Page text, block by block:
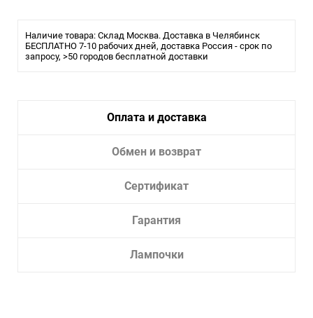
Наличие товара: Склад Москва. Доставка в Челябинск
БЕСПЛАТНО 7-10 рабочих дней, доставка Россия - срок по
запросу, >50 городов бесплатной доставки
Оплата и доставка
Обмен и возврат
Сертификат
Гарантия
Лампочки